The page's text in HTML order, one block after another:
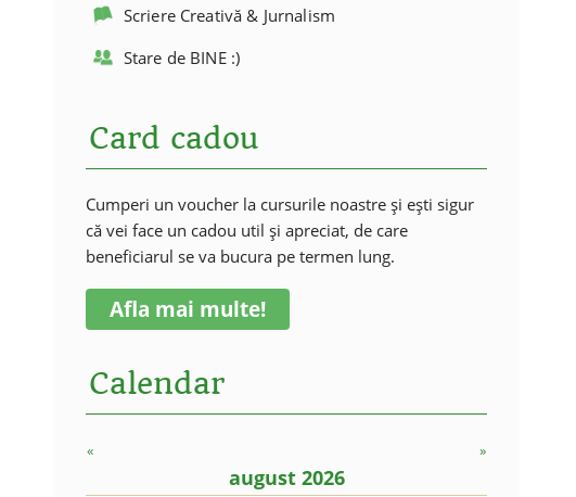
Scriere Creativă & Jurnalism
Stare de BINE :)
Card cadou
Cumperi un voucher la cursurile noastre și ești sigur
că vei face un cadou util și apreciat, de care
beneficiarul se va bucura pe termen lung.
Afla mai multe!
Calendar
« »
august 2026